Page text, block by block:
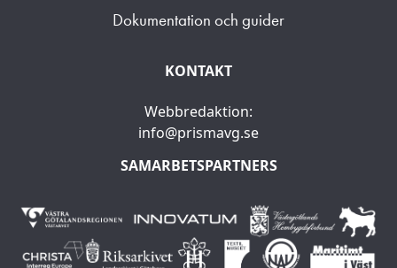
Dokumentation och guider
KONTAKT
Webbredaktion:
info@prismavg.se
SAMARBETSPARTNERS